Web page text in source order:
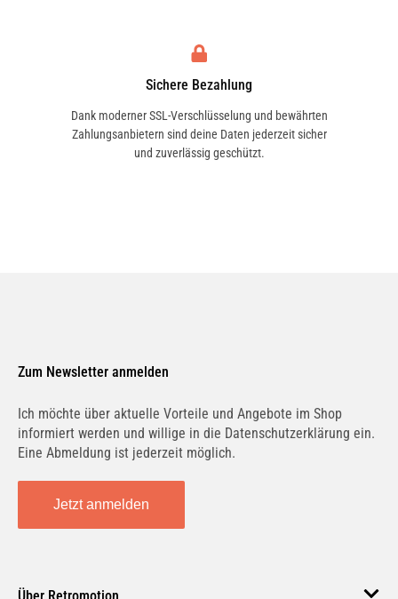
Sichere Bezahlung
Dank moderner SSL-Verschlüsselung und bewährten
Zahlungsanbietern sind deine Daten jederzeit sicher
und zuverlässig geschützt.
Zum Newsletter anmelden
Ich möchte über aktuelle Vorteile und Angebote im Shop
informiert werden und willige in die Datenschutzerklärung ein.
Eine Abmeldung ist jederzeit möglich.
Jetzt anmelden